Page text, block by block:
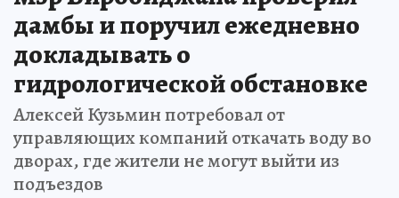
дамбы и поручил ежедневно
докладывать о
гидрологической обстановке
Алексей Кузьмин потребовал от
управляющих компаний откачать воду во
дворах, где жители не могут выйти из
подъездов